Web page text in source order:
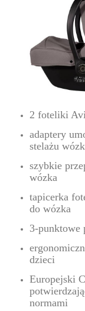
2 foteliki
adaptery
stelażu
szybkie
wózka
tapicerka
do wózka
3-punktowe
dzieci
Europejski
normami